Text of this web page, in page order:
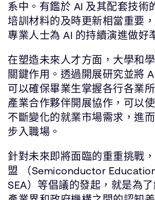
系中。有鑑於 AI 及其配套技術
培訓材料的及時更新相當重要
專業人士為 AI 的持續演進做好
在塑造未來人才方面，大學和
關鍵作用。透過開展研究並將
可以確保畢業生掌握各行各業
產業合作夥伴開展協作，可以
不斷變化的就業市場需求，進
步入職場。
針對未來即將面臨的重重挑戰
盟 （Semiconductor
SEA）等倡議的發起，就是為了